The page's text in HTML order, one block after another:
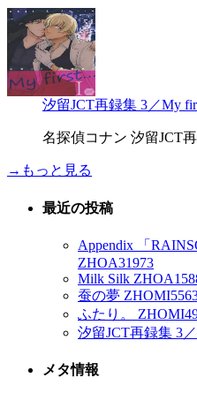
汐留JCT再録集 3／My
名探偵コナン 汐留JCT
→もっと見る
最近の投稿
Appendix 「
ZHOA31973
Milk Silk
蚕の夢
ふたり。
汐留JCT再録集 3
メタ情報